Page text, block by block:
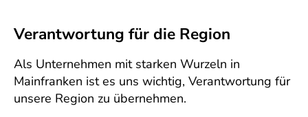
Verantwortung für die Region
Als Unternehmen mit starken Wurzeln in
Mainfranken ist es uns wichtig, Verantwortung für
unsere Region zu übernehmen.